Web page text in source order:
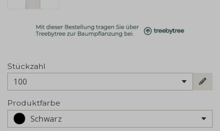
Stückzahl
100
Produktfarbe
Schwarz